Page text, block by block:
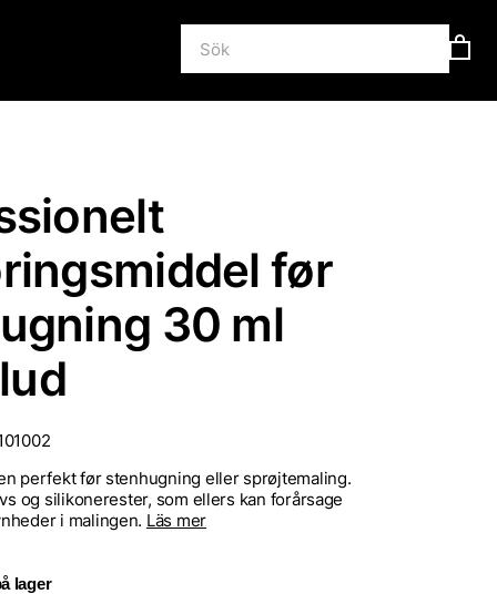
før
30 ml
perfekt før stenhugning eller sprøjtemaling.
og silikonerester, som ellers kan forårsage
i malingen. Läs mer
lager